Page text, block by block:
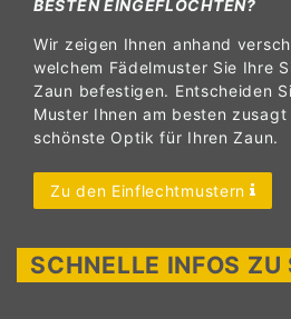
BESTEN EINGEFLOCHTEN?
Wir zeigen Ihnen anhand
welchem Fädelmuster Sie Ihre
Zaun befestigen. Entscheiden
Muster Ihnen am besten
schönste Optik für Ihren Zaun.
Zu den Einflechtmustern
SCHNELLE INFOS